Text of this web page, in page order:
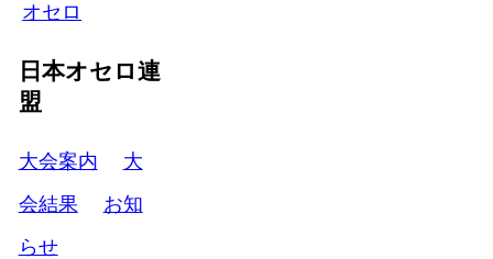
オセロ
日本オセロ連
盟
大会案内
大
会結果
お知
らせ